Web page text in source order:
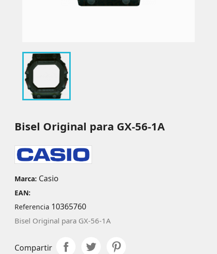
Bisel Original para GX-56-1A
Marca: Casio
EAN:
Referencia 10365760
Bisel Original para GX-56-1A
Compartir